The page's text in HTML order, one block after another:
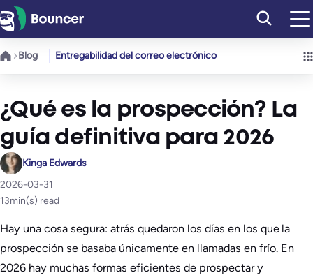
Saltar
al
contenido
Blog Entregabilidad del correo electrónico
¿Qué es la prospección? La
guía definitiva para 2026
Kinga Edwards
2026-03-31
13min(s) read
Hay una cosa segura: atrás quedaron los días en los que la
prospección se basaba únicamente en llamadas en frío. En
2026 hay muchas formas eficientes de prospectar y